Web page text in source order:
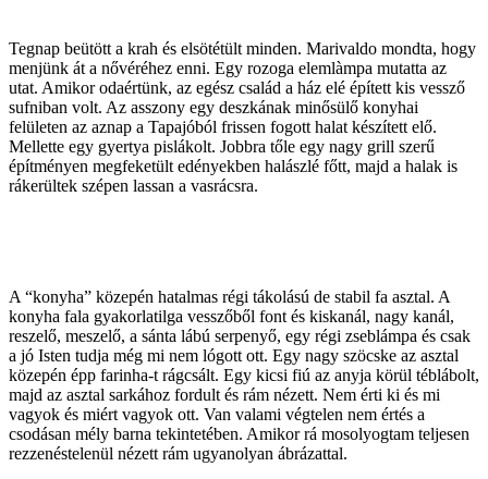
Tegnap beütött a krah és elsötétült minden. Marivaldo mondta, hogy
menjünk át a nővéréhez enni. Egy rozoga elemlàmpa mutatta az
utat. Amikor odaértünk, az egész család a ház elé épített kis vessző
sufniban volt. Az asszony egy deszkának minősülő konyhai
felületen az aznap a Tapajóból frissen fogott halat készített elő.
Mellette egy gyertya pislákolt. Jobbra tőle egy nagy grill szerű
építményen megfeketült edényekben halászlé főtt, majd a halak is
rákerültek szépen lassan a vasrácsra.
A “konyha” közepén hatalmas régi tákolású de stabil fa asztal. A
konyha fala gyakorlatilga vesszőből font és kiskanál, nagy kanál,
reszelő, meszelő, a sánta lábú serpenyő, egy régi zseblámpa és csak
a jó Isten tudja még mi nem lógott ott. Egy nagy szöcske az asztal
közepén épp farinha-t rágcsált. Egy kicsi fiú az anyja körül téblábolt,
majd az asztal sarkához fordult és rám nézett. Nem érti ki és mi
vagyok és miért vagyok ott. Van valami végtelen nem értés a
csodásan mély barna tekintetében. Amikor rá mosolyogtam teljesen
rezzenéstelenül nézett rám ugyanolyan ábrázattal.